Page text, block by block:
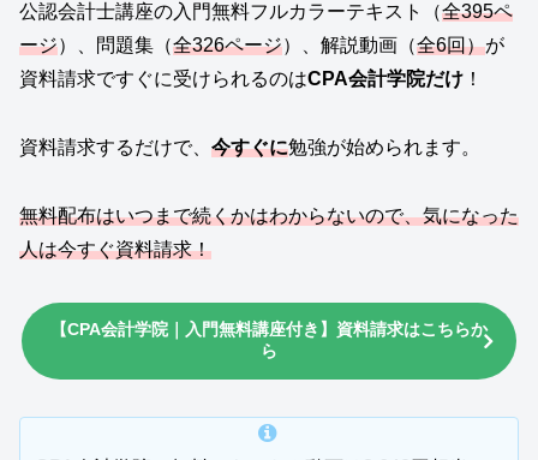
公認会計士講座の入門無料フルカラーテキスト（全395ペ
ージ）、問題集（全326ページ）、解説動画（全6回）が
資料請求ですぐに受けられるのはCPA会計学院だけ ！
資料請求するだけで、 今すぐに勉強が始められます。
無料配布はいつまで続くかはわからないので、気になった
人は今すぐ資料請求！
【CPA会計学院｜入門無料講座付き】資料請求はこちらか
ら